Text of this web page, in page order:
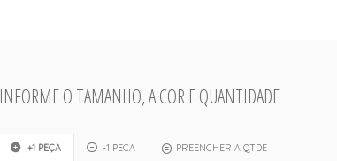
INFORME O TAMANHO, A COR E QUANTIDADE
+1 PEÇA -1 PEÇA PREENCHER A QTDE